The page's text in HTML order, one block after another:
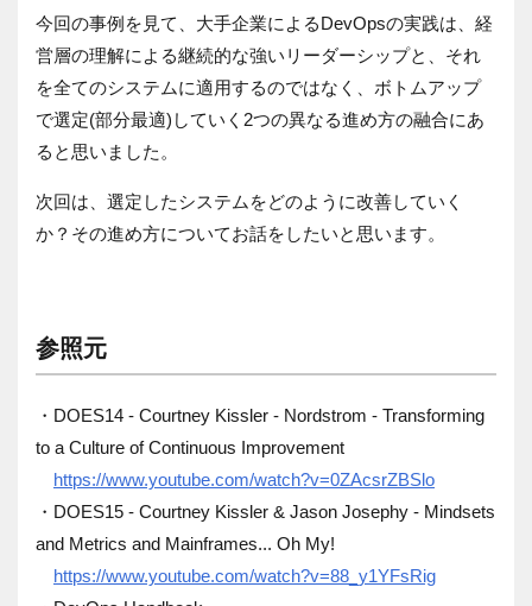
今回の事例を見て、大手企業によるDevOpsの実践は、経
営層の理解による継続的な強いリーダーシップと、それ
を全てのシステムに適用するのではなく、ボトムアップ
で選定(部分最適)していく2つの異なる進め方の融合にあ
ると思いました。
次回は、選定したシステムをどのように改善していく
か？その進め方についてお話をしたいと思います。
参照元
・DOES14 - Courtney Kissler - Nordstrom - Transforming
to a Culture of Continuous Improvement
https://www.youtube.com/watch?v=0ZAcsrZBSlo
・DOES15 - Courtney Kissler & Jason Josephy - Mindsets
and Metrics and Mainframes... Oh My!
https://www.youtube.com/watch?v=88_y1YFsRig